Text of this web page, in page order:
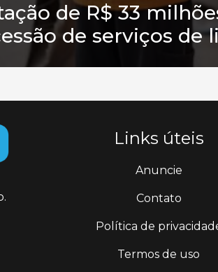
de R$ 33
de serviços de
Links úteis
Anuncie
Contato
Política de
Termos de uso